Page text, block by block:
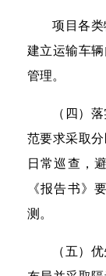
项目各
建立运输车
管理。
（四）
范要求采取
日常巡查，
《报告书》
测。
（五）